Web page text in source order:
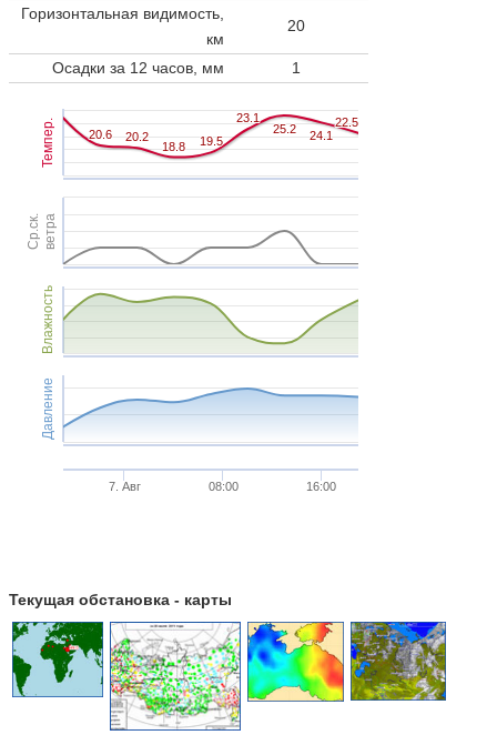
Горизонтальная видимость,
км
20
Осадки за 12 часов, мм 1
Темпер.
Ср.ск.ветра
Влажность
Давление
20.6
20.6 20.2
20.2
18.8
18.8 19.5
19.5
23.1
23.1
25.2
25.2 24.1
24.1
22.5
22.5
7. Авг 08:00 16:00
Текущая обстановка - карты